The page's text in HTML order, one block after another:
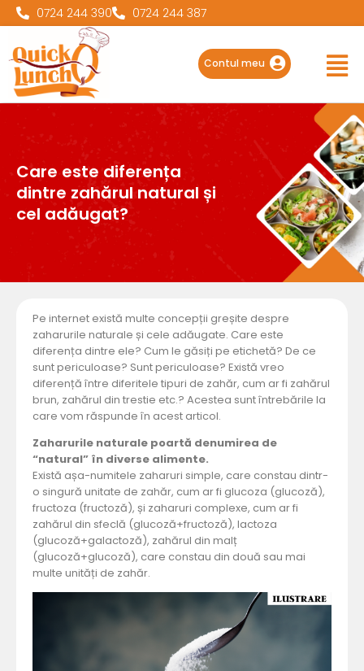
0724 244 390 0724 244 387
Contul meu
Main
Care este diferența
dintre zahărul natural și
cel adăugat?
Pe internet există multe concepții greșite despre
zaharurile naturale și cele adăugate. Care este
diferența dintre ele? Cum le găsiți pe etichetă? De ce
sunt periculoase? Sunt periculoase? Există vreo
diferență între diferitele tipuri de zahăr, cum ar fi zahărul
brun, zahărul din trestie etc.? Acestea sunt întrebările la
care vom răspunde în acest articol.
Zaharurile naturale poartă denumirea de
“natural” în diverse alimente.
Există așa-numitele zaharuri simple, care constau dintr-
o singură unitate de zahăr, cum ar fi glucoza (glucoză),
fructoza (fructoză), și zaharuri complexe, cum ar fi
zahărul din sfeclă (glucoză+fructoză), lactoza
(glucoză+galactoză), zahărul din malț
(glucoză+glucoză), care constau din două sau mai
multe unități de zahăr.